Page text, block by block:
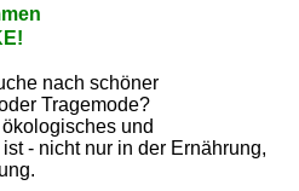
nach schöner
Tragemode?
und
- nicht nur in der Ernährung,